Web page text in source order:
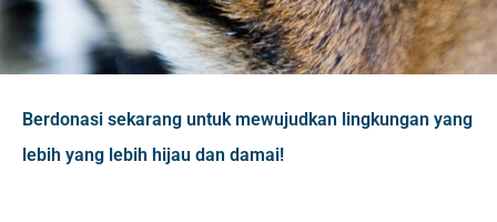
Berdonasi sekarang untuk mewujudkan lingkungan yang
lebih yang lebih hijau dan damai!